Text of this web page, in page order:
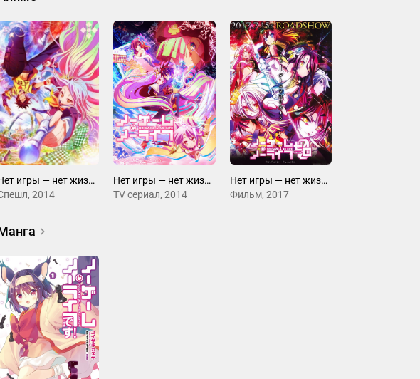
Нет игры — нет жизни: Спецвыпуски
2014
Нет игры — нет жизни
ТV сериал, 2014
Нет игры — нет жизни: Начало
Фильм, 2017